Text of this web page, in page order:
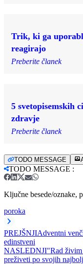
Trik, ki ga
reagirajo
Preberite članek
5 svetopisemskih
zdravje
Preberite članek
TODO MESSAGE
TODO MESSAGE :
Ključne besede/oznake,
poroka
PREJŠNJIAdventni
edinstveni
NASLEDNJI"Rad živim
preživeti po svojih